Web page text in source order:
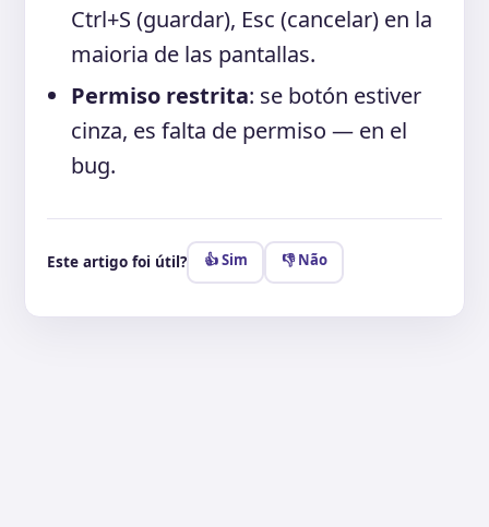
Ctrl+S (guardar), Esc (cancelar) en la
maioria de las pantallas.
Permiso restrita: se botón estiver
cinza, es falta de permiso — en el
bug.
Este artigo foi útil? 👍 Sim 👎 Não